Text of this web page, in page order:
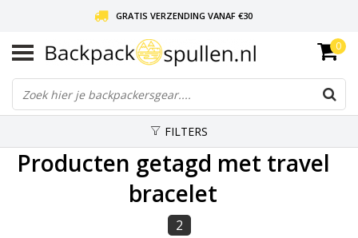
GRATIS VERZENDING VANAF €30
LIEFDE VOOR BACKPACKEN!
30 DAGEN GRATIS RETOUR
0
FILTERS
Producten getagd met travel
bracelet
2